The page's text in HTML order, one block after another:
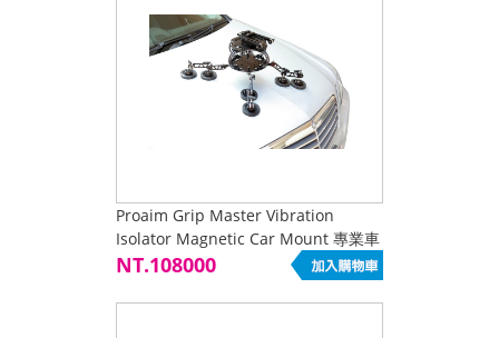
Proaim Grip Master Vibration
Isolator Magnetic Car Mount 專業車
架穩定器
NT.108000